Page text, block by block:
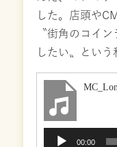
した。店頭や
〝街角のコイ
したい〟という
00:00